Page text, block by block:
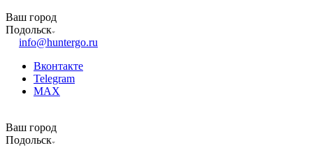
Ваш город
Подольск
info@huntergo.ru
Вконтакте
Telegram
MAX
Ваш город
Подольск